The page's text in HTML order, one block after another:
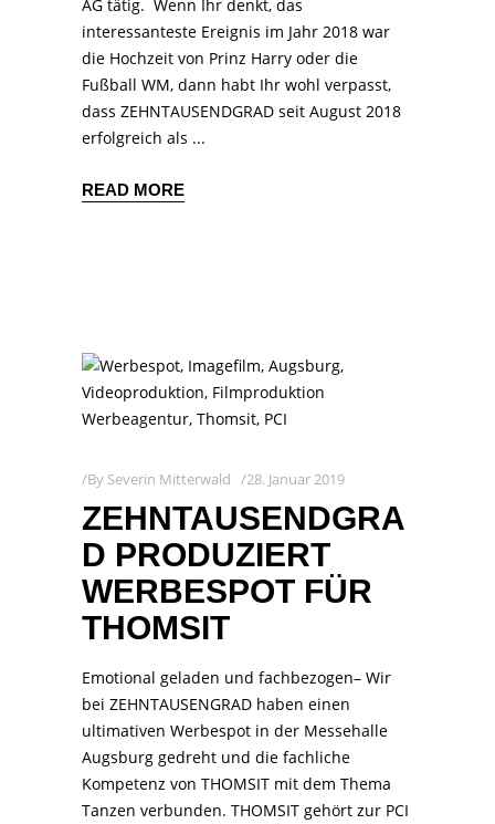
AG tätig. Wenn Ihr denkt, das
interessanteste Ereignis im Jahr 2018 war
die Hochzeit von Prinz Harry oder die
Fußball WM, dann habt Ihr wohl verpasst,
dass ZEHNTAUSENDGRAD seit August 2018
erfolgreich als
READ MORE
By Severin Mitterwald 28. Januar 2019
ZEHNTAUSENDGRA
D PRODUZIERT
WERBESPOT FÜR
THOMSIT
Emotional geladen und fachbezogen– Wir
bei ZEHNTAUSENGRAD haben einen
ultimativen Werbespot in der Messehalle
Augsburg gedreht und die fachliche
Kompetenz von THOMSIT mit dem Thema
Tanzen verbunden. THOMSIT gehört zur PCI